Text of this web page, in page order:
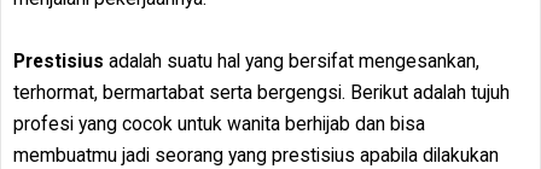
Prestisius adalah suatu hal yang bersifat mengesankan,
terhormat, bermartabat serta bergengsi. Berikut adalah tujuh
profesi yang cocok untuk wanita berhijab dan bisa
membuatmu jadi seorang yang prestisius apabila dilakukan